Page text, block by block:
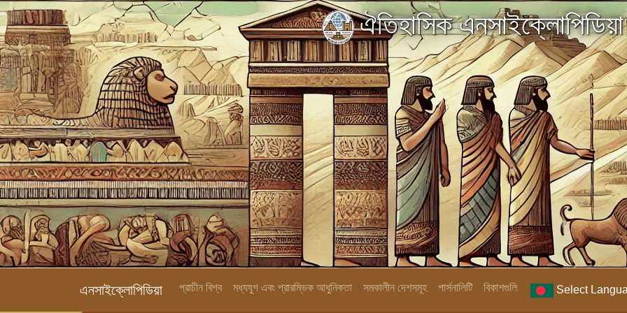
ঐতিহাসিক এনসাইক্লোপিডিয়া
এনসাইক্লোপিডিয়া প্রাচীন বিশ্ব মধ্যযুগ এবং প্রারম্ভিক আধুনিকতা সমকালীন দেশসমূহ পার্সনালিটি বিকাশগুলি Select